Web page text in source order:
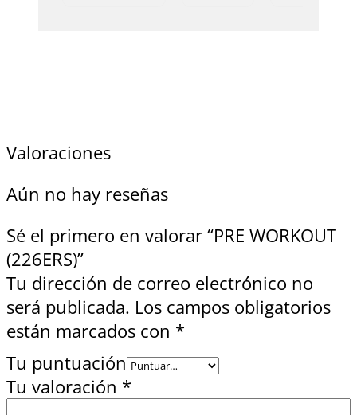
Valoraciones
Aún no hay reseñas
Sé el primero en valorar “PRE WORKOUT
(226ERS)”
Tu dirección de correo electrónico no
será publicada. Los campos obligatorios
están marcados con *
Tu puntuación
Tu valoración *